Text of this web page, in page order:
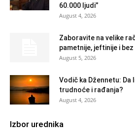
60.000 ljudi”
August 4, 2026
Zaboravite na velike
pametnije, jeftinije i bez
August 5, 2026
Vodič ka Džennetu: Da
trudnoće i rađanja?
August 4, 2026
Izbor urednika